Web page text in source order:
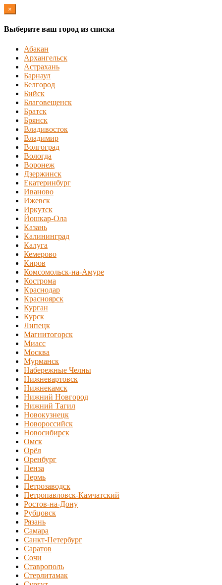
×
Выберите ваш город из списка
Абакан
Архангельск
Астрахань
Барнаул
Белгород
Бийск
Благовещенск
Братск
Брянск
Владивосток
Владимир
Волгоград
Вологда
Воронеж
Дзержинск
Екатеринбург
Иваново
Ижевск
Иркутск
Йошкар-Ола
Казань
Калининград
Калуга
Кемерово
Киров
Комсомольск-на-Амуре
Кострома
Краснодар
Красноярск
Курган
Курск
Липецк
Магнитогорск
Миасс
Москва
Мурманск
Набережные Челны
Нижневартовск
Нижнекамск
Нижний Новгород
Нижний Тагил
Новокузнецк
Новороссийск
Новосибирск
Омск
Орёл
Оренбург
Пенза
Пермь
Петрозаводск
Петропавловск-Камчатский
Ростов-на-Дону
Рубцовск
Рязань
Самара
Санкт-Петербург
Саратов
Сочи
Ставрополь
Стерлитамак